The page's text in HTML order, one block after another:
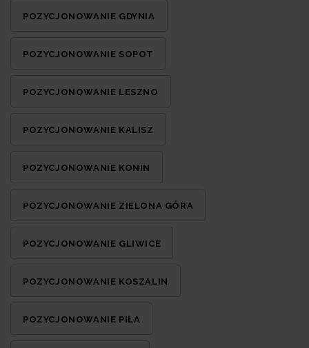
POZYCJONOWANIE GDYNIA
POZYCJONOWANIE SOPOT
POZYCJONOWANIE LESZNO
POZYCJONOWANIE KALISZ
POZYCJONOWANIE KONIN
POZYCJONOWANIE ZIELONA GÓRA
POZYCJONOWANIE GLIWICE
POZYCJONOWANIE KOSZALIN
POZYCJONOWANIE PIŁA